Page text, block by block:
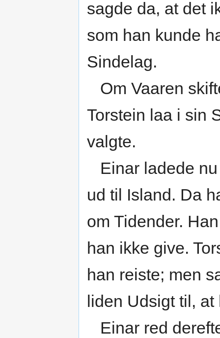
sagde da, at det
som han kunde
Sindelag.
Om Vaaren
Torstein laa i sin
valgte.
Einar ladede
ud til Island. Da
om Tidender.
han ikke give.
han reiste; men
liden Udsigt til,
Einar red